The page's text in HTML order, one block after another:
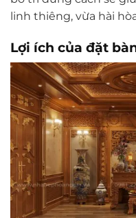
linh thiêng, vừa hài
Lợi ích của đặt